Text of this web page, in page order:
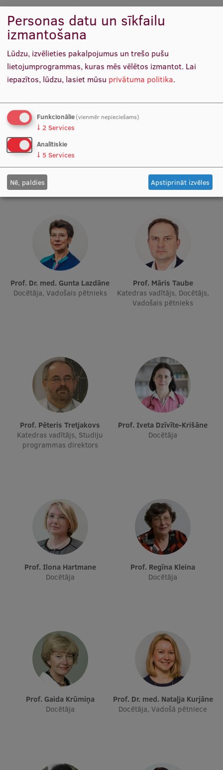
Starptautiskā sadarbība
Mobilitātes programmas
Starptautiskie projekti
EURAXESS RSU kontaktpunkts
EATRIS koordinators Latvijā
Prof. Dr. med. Juta Kroiča
Katedras vadītāja, Docētāja,
Vadošā pētniece, Vadītāja,
RSU Zinātnes padomes
priekšsēdētājas vietniece
Prof. Dr. med. Zanda
Docētāja, Direktora vietniece
Prof. Dr. med. Gunta Lazdāne
Docētāja, Vadošais pētnieks
Prof. Māris Taube
Katedras vadītājs, Docētājs,
Vadošais pētnieks
Prof. Pēteris Tretjakovs
Katedras vadītājs, Studiju
programmas direktors
Prof. Iveta Dzīvīte-Krišāne
Docētāja
Prof. Ilona Hartmane
Docētāja
Prof. Regīna Kleina
Docētāja
Prof. Gaida Krūmiņa
Docētāja
Prof. Dr. med. Nataļja Kurjāne
Docētāja, Vadošā pētniece
Personas datu un sīkfailu
izmantošana
Lūdzu, izvēlieties pakalpojumus un trešo pušu
lietojumprogrammas, kuras mēs vēlētos izmantot. Lai
iepazītos, lūdzu, lasiet mūsu privātuma politika.
Funkcionālie(vienmēr nepieciešams)
↓ 2 Services
Analītiskie
↓ 5 Services
Nē, paldies Apstiprināt izvēles